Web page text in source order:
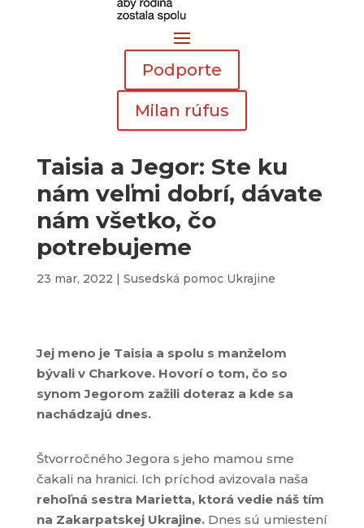
Podporte
Milan rúfus
Taisia a Jegor: Ste ku
nám veľmi dobrí, dávate
nám všetko, čo
potrebujeme
23 mar, 2022 | Susedská pomoc Ukrajine
Jej meno je Taisia a spolu s manželom
bývali v Charkove. Hovorí o tom, čo so
synom Jegorom zažili doteraz a kde sa
nachádzajú dnes.
Štvorročného Jegora s jeho mamou sme
čakali na hranici. Ich príchod avizovala naša
rehoľná sestra Marietta, ktorá vedie náš tím
na Zakarpatskej Ukrajine.Dnes sú umiestení